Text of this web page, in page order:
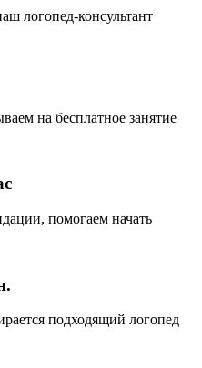
логопед-консультант
на бесплатное занятие
помогаем начать
подходящий логопед